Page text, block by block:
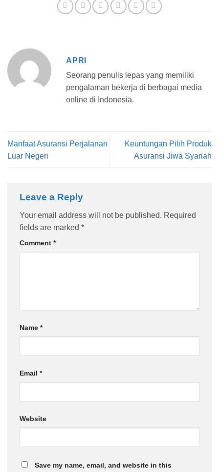
APRI
Seorang penulis lepas yang memiliki
pengalaman bekerja di berbagai media
online di Indonesia.
Manfaat Asuransi Perjalanan
Luar Negeri
Keuntungan Pilih Produk
Asuransi Jiwa Syariah
Leave a Reply
Your email address will not be published. Required
fields are marked *
Comment *
Name *
Email *
Website
Save my name, email, and website in this